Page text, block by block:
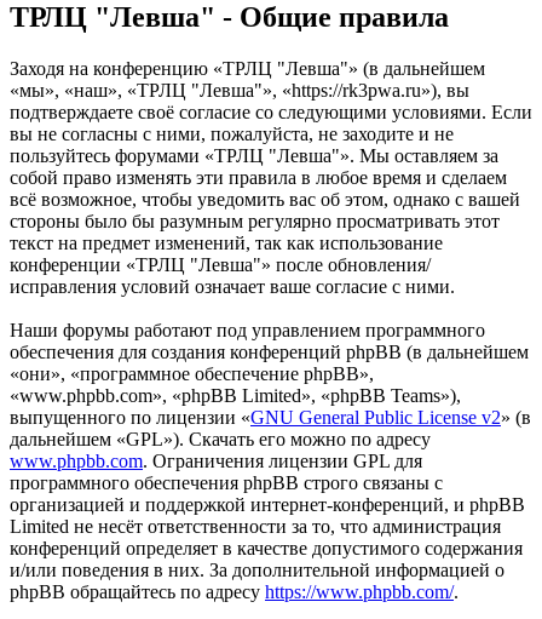
ТРЛЦ "Левша" - Общие правила
Заходя на конференцию «ТРЛЦ "Левша"» (в дальнейшем
«мы», «наш», «ТРЛЦ "Левша"», «https://rk3pwa.ru»), вы
подтверждаете своё согласие со следующими условиями. Если
вы не согласны с ними, пожалуйста, не заходите и не
пользуйтесь форумами «ТРЛЦ "Левша"». Мы оставляем за
собой право изменять эти правила в любое время и сделаем
всё возможное, чтобы уведомить вас об этом, однако с вашей
стороны было бы разумным регулярно просматривать этот
текст на предмет изменений, так как использование
конференции «ТРЛЦ "Левша"» после обновления/
исправления условий означает ваше согласие с ними.
Наши форумы работают под управлением программного
обеспечения для создания конференций phpBB (в дальнейшем
«они», «программное обеспечение phpBB»,
«www.phpbb.com», «phpBB Limited», «phpBB Teams»),
выпущенного по лицензии «GNU General Public License v2» (в
дальнейшем «GPL»). Скачать его можно по адресу
www.phpbb.com. Ограничения лицензии GPL для
программного обеспечения phpBB строго связаны с
организацией и поддержкой интернет-конференций, и phpBB
Limited не несёт ответственности за то, что администрация
конференций определяет в качестве допустимого содержания
и/или поведения в них. За дополнительной информацией о
phpBB обращайтесь по адресу https://www.phpbb.com/.